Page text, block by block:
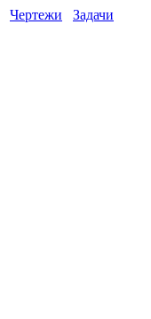
Чертежи
Задачи